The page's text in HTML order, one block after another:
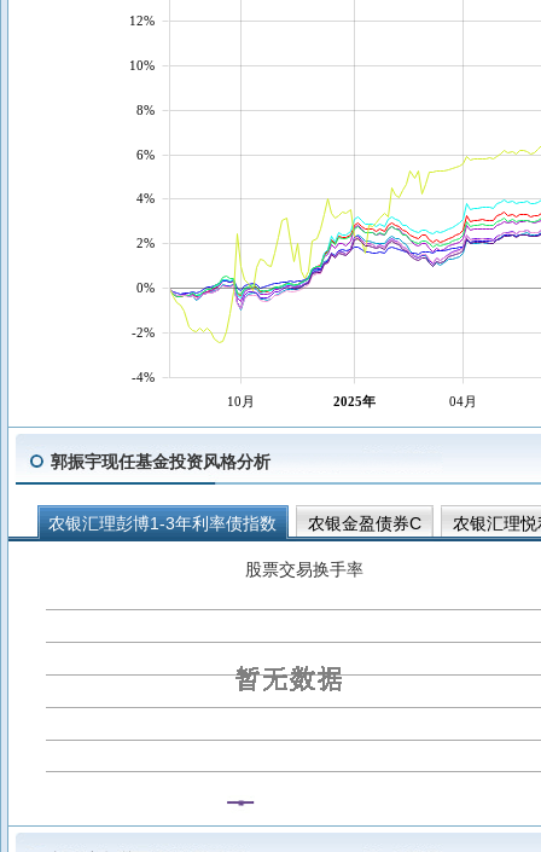
10月 2025年 04月
-4%
-2%
0%
2%
4%
6%
8%
10%
12%
郭振宇现任基金投资风格分析
农银汇理彭博1-3年利率债指数 农银金盈债券C
农银汇理
农银汇理金玉债券
股票交易换手率